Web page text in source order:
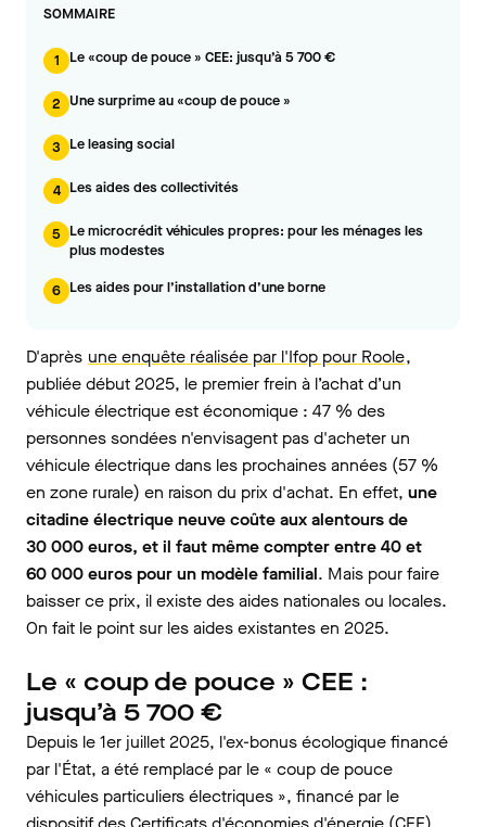
SOMMAIRE
1 Le «coup de pouce » CEE: jusqu’à 5 700 €
2 Une surprime au «coup de pouce »
3 Le leasing social
4 Les aides des collectivités
5 Le microcrédit véhicules propres: pour les ménages les
plus modestes
6 Les aides pour l’installation d’une borne
D'après une enquête réalisée par l'Ifop pour Roole,
publiée début 2025, le premier frein à l’achat d’un
véhicule électrique est économique : 47 % des
personnes sondées n'envisagent pas d'acheter un
véhicule électrique dans les prochaines années (57 %
en zone rurale) en raison du prix d'achat. En effet, une
citadine électrique neuve coûte aux alentours de
30 000 euros, et il faut même compter entre 40 et
60 000 euros pour un modèle familial. Mais pour faire
baisser ce prix, il existe des aides nationales ou locales.
On fait le point sur les aides existantes en 2025.
Le « coup de pouce » CEE :
jusqu’à 5 700 €
Depuis le 1er juillet 2025, l'ex-bonus écologique financé
par l'État, a été remplacé par le « coup de pouce
véhicules particuliers électriques », financé par le